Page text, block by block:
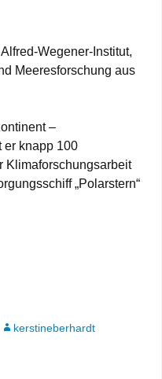
Wegener-Institut,
Meeresforschung aus
–
er knapp 100
Klimaforschungsarbeit
„Polarstern“
kerstineberhardt